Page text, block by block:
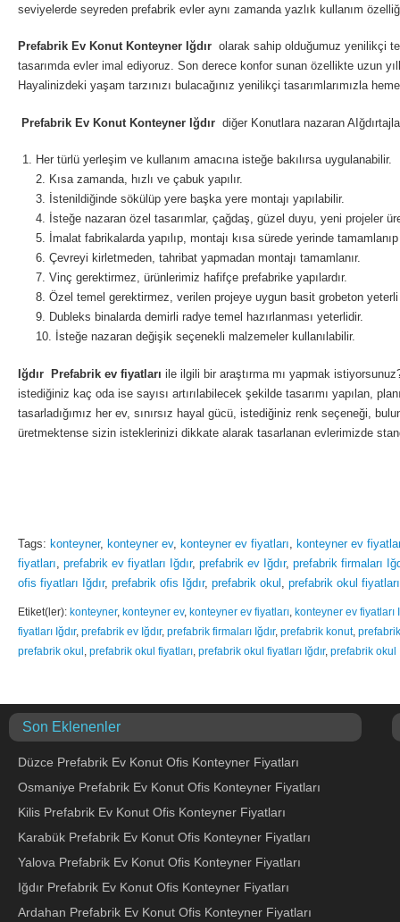
seviyelerde seyreden prefabrik evler aynı zamanda yazlık kullanım
Prefabrik Ev Konut Konteyner Iğdır olarak sahip olduğumuz yenilikçi
tasarımda evler imal ediyoruz. Son derece konfor sunan özellikte uzun
Hayalinizdeki yaşam tarzınızı bulacağınız yenilikçi tasarımlarımızla
Prefabrik Ev Konut Konteyner Iğdır diğer Konutlara nazaran
Her türlü yerleşim ve kullanım amacına isteğe bakılırsa uygulanabilir.
2. Kısa zamanda, hızlı ve çabuk yapılır.
3. İstenildiğinde sökülüp yere başka yere montajı yapılabilir.
4. İsteğe nazaran özel tasarımlar, çağdaş, güzel duyu, yeni projeler
5. İmalat fabrikalarda yapılıp, montajı kısa sürede yerinde
6. Çevreyi kirletmeden, tahribat yapmadan montajı tamamlanır.
7. Vinç gerektirmez, ürünlerimiz hafifçe prefabrike yapılardır.
8. Özel temel gerektirmez, verilen projeye uygun basit grobeton yeterli
9. Dubleks binalarda demirli radye temel hazırlanması yeterlidir.
10. İsteğe nazaran değişik seçenekli malzemeler kullanılabilir.
Iğdır Prefabrik ev fiyatları ile ilgili bir araştırma mı yapmak
istediğiniz kaç oda ise sayısı artırılabilecek şekilde tasarımı yapılan,
tasarladığımız her ev, sınırsız hayal gücü, istediğiniz renk seçeneği,
üretmektense sizin isteklerinizi dikkate alarak tasarlanan evlerimizde
Tags: konteyner, konteyner ev, konteyner ev fiyatları, konteyner ev
fiyatları, prefabrik ev fiyatları Iğdır, prefabrik ev Iğdır, prefabrik firmaları
ofis fiyatları Iğdır, prefabrik ofis Iğdır, prefabrik okul , prefabrik okul fiyatları
Etiket(ler): konteyner, konteyner ev, konteyner ev fiyatları, konteyner ev fiyatları
fiyatları Iğdır, prefabrik ev Iğdır, prefabrik firmaları Iğdır, prefabrik konut,
prefabrik okul , prefabrik okul fiyatları, prefabrik okul fiyatları Iğdır, prefabrik okul
Son Eklenenler
Düzce Prefabrik Ev Konut Ofis Konteyner Fiyatları
Osmaniye Prefabrik Ev Konut Ofis Konteyner Fiyatları
Kilis Prefabrik Ev Konut Ofis Konteyner Fiyatları
Karabük Prefabrik Ev Konut Ofis Konteyner Fiyatları
Yalova Prefabrik Ev Konut Ofis Konteyner Fiyatları
Iğdır Prefabrik Ev Konut Ofis Konteyner Fiyatları
Ardahan Prefabrik Ev Konut Ofis Konteyner Fiyatları